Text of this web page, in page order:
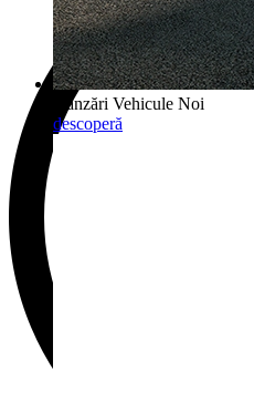
Vânzări Vehicule Noi
descoperă